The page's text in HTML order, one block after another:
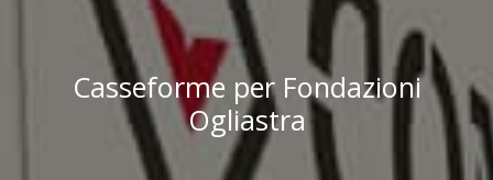
Casseforme per Fondazioni
Ogliastra